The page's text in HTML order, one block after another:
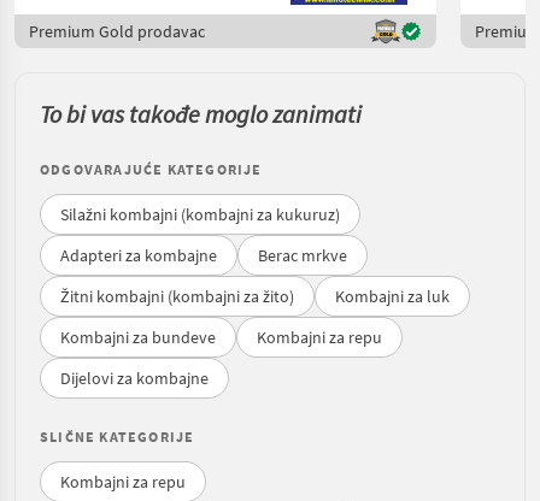
Premium Gold prodavac
To bi vas takođe moglo zanimati
ODGOVARAJUĆE KATEGORIJE
Silažni kombajni (kombajni za kukuruz)
Adapteri za kombajne
Berac mrkve
Žitni kombajni (kombajni za žito)
Kombajni za luk
Kombajni za bundeve
Kombajni za repu
Dijelovi za kombajne
SLIČNE KATEGORIJE
Kombajni za repu